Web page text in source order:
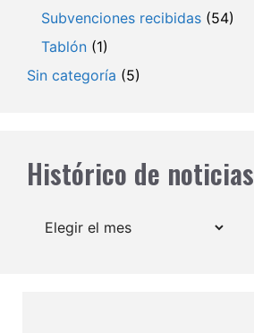
Subvenciones recibidas (54)
Tablón (1)
Sin categoría (5)
Histórico de noticias
Archivos